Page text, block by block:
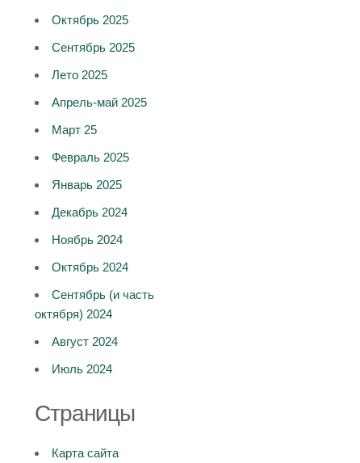
Октябрь 2025
Сентябрь 2025
Лето 2025
Апрель-май 2025
Март 25
Февраль 2025
Январь 2025
Декабрь 2024
Ноябрь 2024
Октябрь 2024
Сентябрь (и часть
октября) 2024
Август 2024
Июль 2024
Страницы
Карта сайта